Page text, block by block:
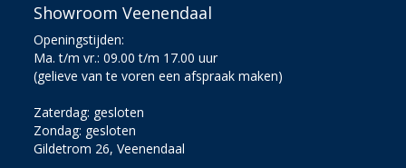
Showroom Veenendaal
Openingstijden:
Ma. t/m vr.: 09.00 t/m 17.00 uur
(gelieve van te voren een afspraak maken)
Zaterdag: gesloten
Zondag: gesloten
Gildetrom 26, Veenendaal